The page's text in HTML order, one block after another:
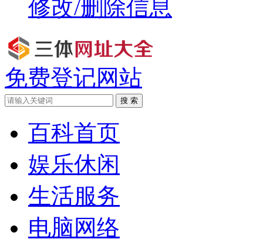
修改/删除信息
免费登记网站
搜 索
百科首页
娱乐休闲
生活服务
电脑网络